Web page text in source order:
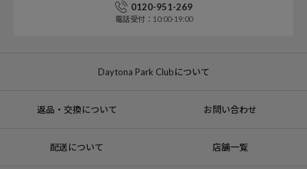
0120-951-269
電話受付：10:00-19:00
Daytona Park Clubについて
返品・交換について お問い合わせ
配送について 店舗一覧